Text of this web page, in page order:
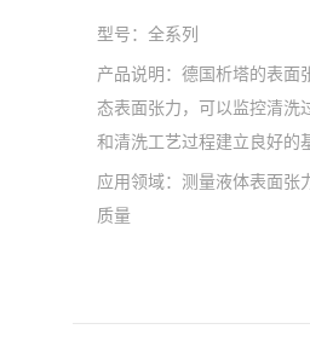
型号： 全系列
产品说明： 德国析塔的表面
态表面张力，可以监控清洗
和清洗工艺过程建立良好的
应用领域： 测量液体表面张
质量